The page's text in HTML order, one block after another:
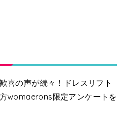
喜の声が続々！ドレスリフト
womaerons限定アンケートを